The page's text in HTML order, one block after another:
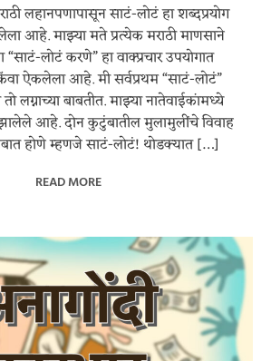
लहानपणापासून साटं-लोटं हा शब्दप्रयोग
आहे. माझ्या मते प्रत्येक मराठी माणसाने
लोटं करणे” हा वाक्प्रचार उपयोगात
ऐकलेला आहे. मी सर्वप्रथम “साटं-लोटं”
लग्नाच्या बाबतीत. माझ्या नातेवाईकांमध्ये
आहे. दोन कुटुंबातील मुलामुलींचे विवाह
होणे म्हणजे साटं-लोटं! थोडक्यात […]
READ MORE